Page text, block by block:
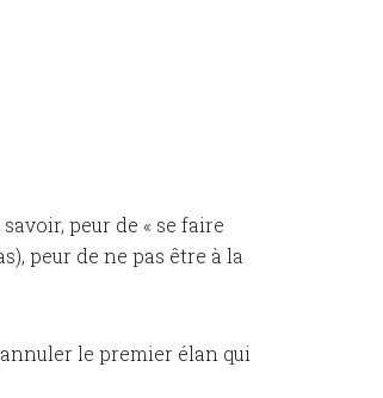
peur de « se faire
peur de ne pas être à la
le premier élan qui